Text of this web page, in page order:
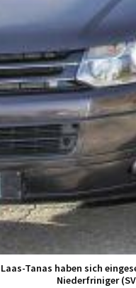
Tanas haben sich
Niederfriniger